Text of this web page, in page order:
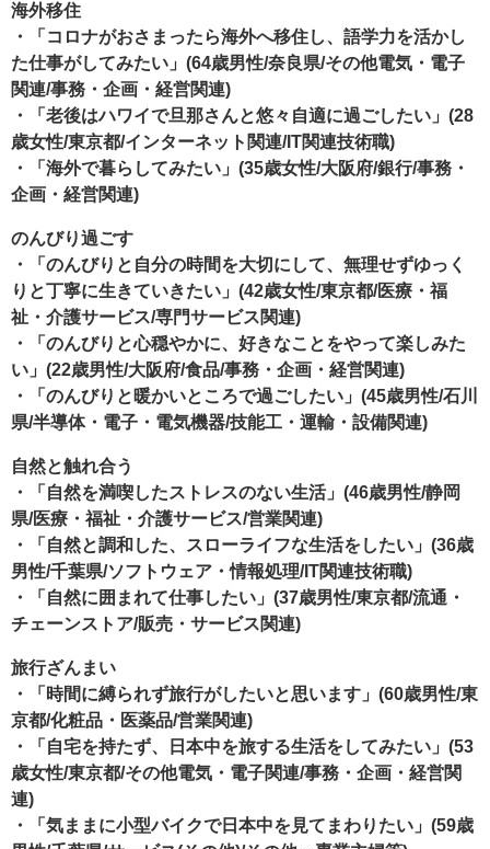
海外移住
・「コロナがおさまったら海外へ移住し、語学力を活かし
た仕事がしてみたい」(64歳男性/奈良県/その他電気・電子
関連/事務・企画・経営関連)
・「老後はハワイで旦那さんと悠々自適に過ごしたい」(28
歳女性/東京都/インターネット関連/IT関連技術職)
・「海外で暮らしてみたい」(35歳女性/大阪府/銀行/事務・
企画・経営関連)
のんびり過ごす
・「のんびりと自分の時間を大切にして、無理せずゆっく
りと丁寧に生きていきたい」(42歳女性/東京都/医療・福
祉・介護サービス/専門サービス関連)
・「のんびりと心穏やかに、好きなことをやって楽しみた
い」(22歳男性/大阪府/食品/事務・企画・経営関連)
・「のんびりと暖かいところで過ごしたい」(45歳男性/石川
県/半導体・電子・電気機器/技能工・運輸・設備関連)
自然と触れ合う
・「自然を満喫したストレスのない生活」(46歳男性/静岡
県/医療・福祉・介護サービス/営業関連)
・「自然と調和した、スローライフな生活をしたい」(36歳
男性/千葉県/ソフトウェア・情報処理/IT関連技術職)
・「自然に囲まれて仕事したい」(37歳男性/東京都/流通・
チェーンストア/販売・サービス関連)
旅行ざんまい
・「時間に縛られず旅行がしたいと思います」(60歳男性/東
京都/化粧品・医薬品/営業関連)
・「自宅を持たず、日本中を旅する生活をしてみたい」(53
歳女性/東京都/その他電気・電子関連/事務・企画・経営関
連)
・「気ままに小型バイクで日本中を見てまわりたい」(59歳